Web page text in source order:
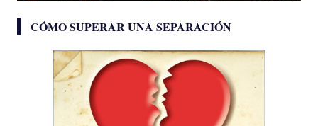
CÓMO SUPERAR UNA SEPARACIÓN